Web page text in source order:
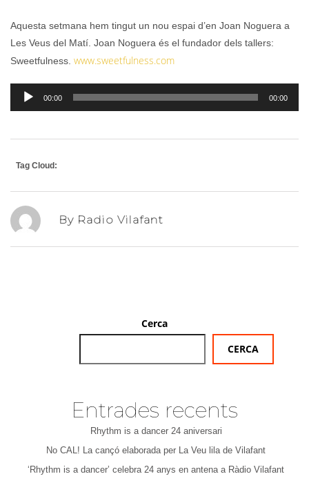
Aquesta setmana hem tingut un nou espai d’en Joan Noguera a
Les Veus del Matí. Joan Noguera és el fundador dels tallers:
Sweetfulness. www.sweetfulness.com
Reproductor
d'àudio
00:00 00:00
Tag Cloud:
By Radio Vilafant
Cerca
CERCA
Entrades recents
Rhythm is a dancer 24 aniversari
No CAL! La cançó elaborada per La Veu lila de Vilafant
‘Rhythm is a dancer’ celebra 24 anys en antena a Ràdio Vilafant